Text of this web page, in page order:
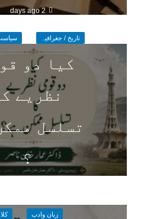
2 days ago
تاریخ / جغرافیہ
کیا دو
نظریے
تسلسل
؟
زبان وادب